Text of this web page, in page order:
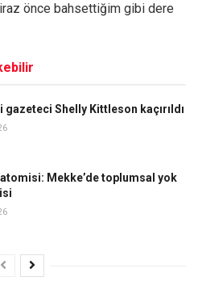
önce bahsettiğim gibi dere
gazeteci Shelly Kittleson kaçırıldı
Mekke’de toplumsal yok